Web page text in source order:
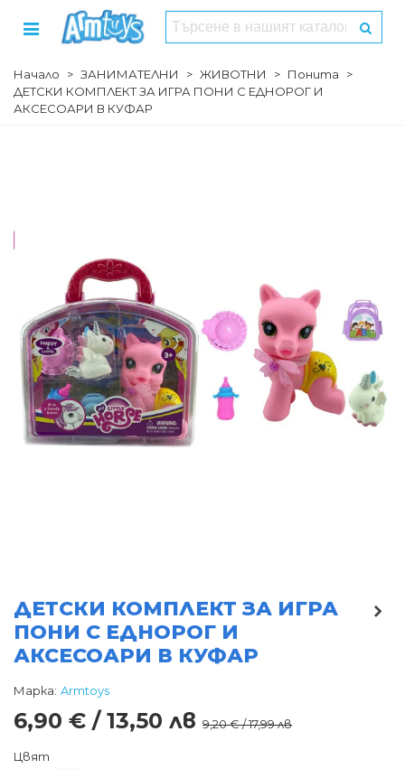
Начало > ЗАНИМАТЕЛНИ > ЖИВОТНИ > Понита
>
ДЕТСКИ КОМПЛЕКТ ЗА ИГРА ПОНИ С ЕДНОРОГ И
АКСЕСОАРИ В КУФАР
ДЕТСКИ КОМПЛЕКТ ЗА ИГРА
ПОНИ С ЕДНОРОГ И
АКСЕСОАРИ В КУФАР
Марка: Armtoys
6,90 € / 13,50 лв 9,20 € / 17,99 лв
Цвят